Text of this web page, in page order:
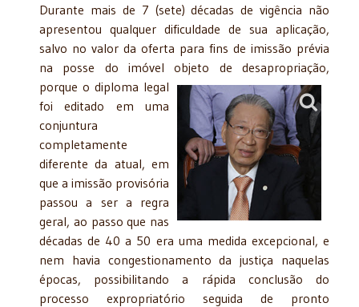
Durante mais de 7 (sete) décadas de vigência não
apresentou qualquer dificuldade de sua aplicação,
salvo no valor da oferta para fins de imissão prévia
na posse do imóvel objeto de desapropriação,
porque o diploma legal
foi editado em uma
conjuntura
completamente
diferente da atual, em
que a imissão provisória
passou a ser a regra
geral, ao passo que nas
décadas de 40 a 50 era uma medida excepcional, e
nem havia congestionamento da justiça naquelas
épocas, possibilitando a rápida conclusão do
processo expropriatório seguida de pronto